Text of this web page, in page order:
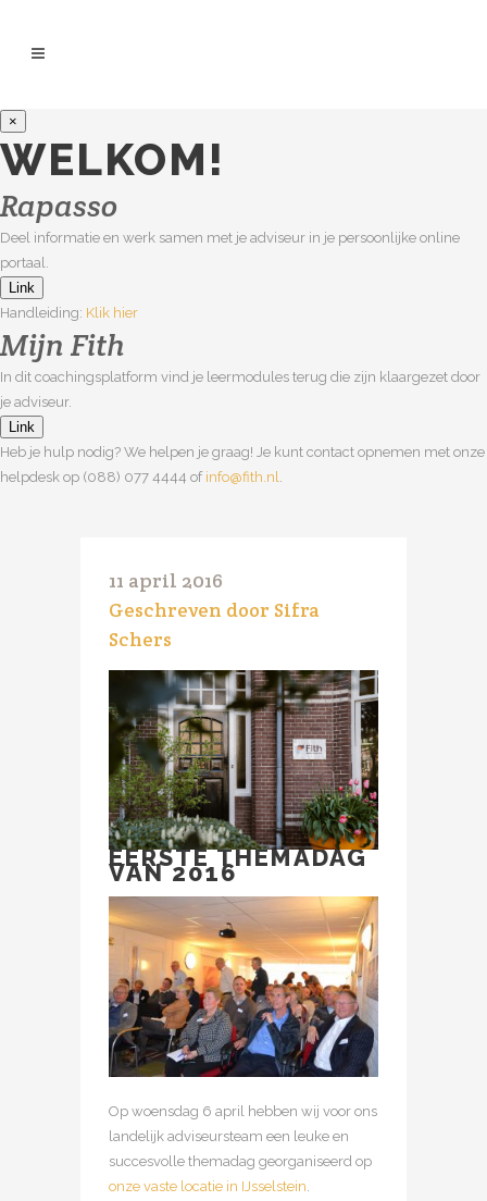
×
WELKOM!
Rapasso
Deel informatie en werk samen met je adviseur in je persoonlijke online
portaal.
Link
Handleiding: Klik hier
Mijn Fith
In dit coachingsplatform vind je leermodules terug die zijn klaargezet door
je adviseur.
Link
Heb je hulp nodig? We helpen je graag! Je kunt contact opnemen met onze
helpdesk op (088) 077 4444 of info@fith.nl.
11 april 2016
Geschreven door Sifra
Schers
EERSTE THEMADAG
VAN 2016
Op woensdag 6 april hebben wij voor ons
landelijk adviseursteam een leuke en
succesvolle themadag georganiseerd op
onze vaste locatie in IJsselstein